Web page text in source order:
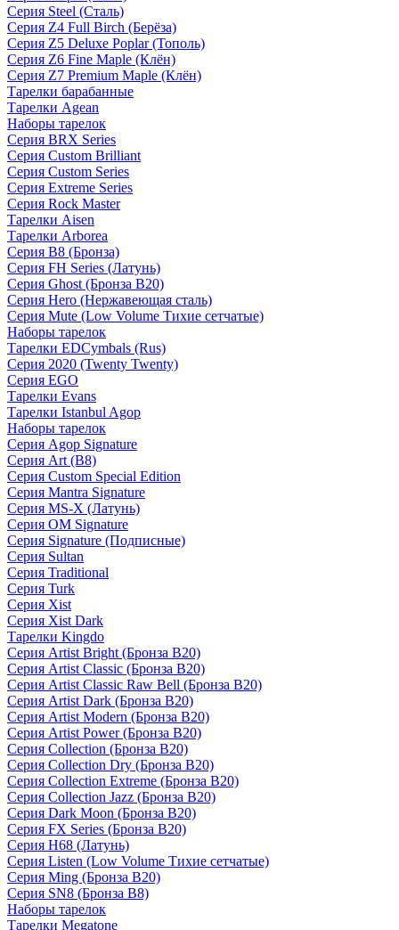
Серия Steel (Сталь)
Серия Z4 Full Birch (Берёза)
Серия Z5 Deluxe Poplar (Тополь)
Серия Z6 Fine Maple (Клён)
Серия Z7 Premium Maple (Клён)
Тарелки барабанные
Тарелки Agean
Наборы тарелок
Серия BRX Series
Серия Custom Brilliant
Серия Custom Series
Серия Extreme Series
Серия Rock Master
Тарелки Aisen
Тарелки Arborea
Серия B8 (Бронза)
Серия FH Series (Латунь)
Серия Ghost (Бронза B20)
Серия Hero (Нержавеющая сталь)
Серия Mute (Low Volume Тихие сетчатые)
Наборы тарелок
Тарелки EDCymbals (Rus)
Серия 2020 (Twenty Twenty)
Серия EGO
Тарелки Evans
Тарелки Istanbul Agop
Наборы тарелок
Серия Agop Signature
Серия Art (B8)
Серия Custom Special Edition
Серия Mantra Signature
Серия MS-X (Латунь)
Серия OM Signature
Серия Signature (Подписные)
Серия Sultan
Серия Traditional
Серия Turk
Серия Xist
Серия Xist Dark
Тарелки Kingdo
Серия Artist Bright (Бронза B20)
Серия Artist Classic (Бронза B20)
Серия Artist Classic Raw Bell (Бронза B20)
Серия Artist Dark (Бронза B20)
Серия Artist Modern (Бронза B20)
Серия Artist Power (Бронза B20)
Серия Collection (Бронза B20)
Серия Collection Dry (Бронза B20)
Серия Collection Extreme (Бронза B20)
Серия Collection Jazz (Бронза B20)
Серия Dark Moon (Бронза B20)
Серия FX Series (Бронза B20)
Серия H68 (Латунь)
Серия Listen (Low Volume Тихие сетчатые)
Серия Ming (Бронза B20)
Серия SN8 (Бронза B8)
Наборы тарелок
Тарелки Megatone